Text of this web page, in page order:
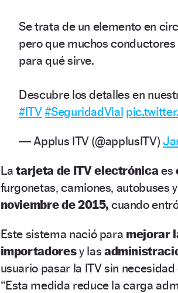
Se trata de un elemento en
pero que muchos
para qué sirve.
Descubre los detalles en
#ITV#SeguridadVial
— Applus ITV (@applusITV)
Latarjeta de ITV electrónicaes
furgonetas, camiones, autobuses
noviembre de 2015, cuando
Este sistema nació para mejorar
importadoresy las
usuario pasar la ITV sin
“Esta medida reduce la carga